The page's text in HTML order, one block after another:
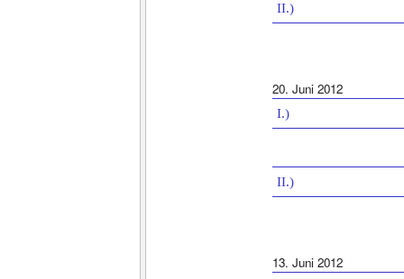
II.)
20. Juni 2012
I.)
II.)
13. Juni 2012